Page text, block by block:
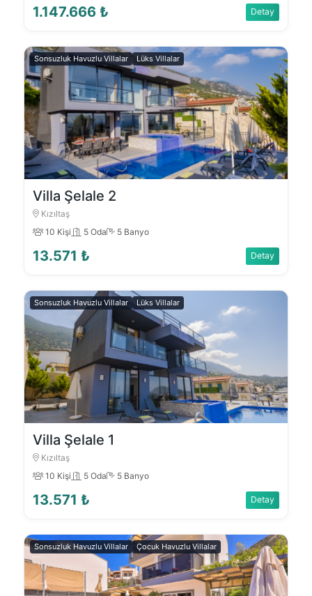
1.147.666 ₺ Detay
Sonsuzluk Havuzlu Villalar Lüks Villalar
Villa Şelale 2
Kızıltaş
10 Kişi
5 Oda 5 Banyo
13.571 ₺ Detay
Sonsuzluk Havuzlu Villalar Lüks Villalar
Villa Şelale 1
Kızıltaş
10 Kişi
5 Oda 5 Banyo
13.571 ₺ Detay
Sonsuzluk Havuzlu Villalar Çocuk Havuzlu Villalar